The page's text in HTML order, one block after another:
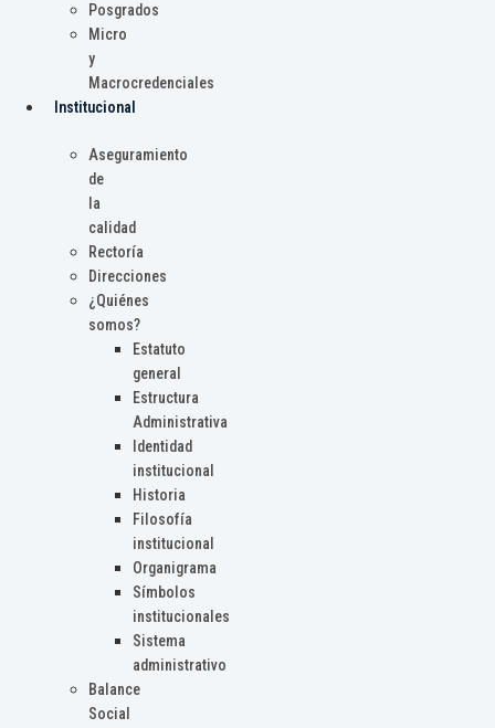
Posgrados
Micro
y
Macrocredenciales
Institucional
Aseguramiento
de
la
calidad
Rectoría
Direcciones
¿Quiénes
somos?
Estatuto
general
Estructura
Administrativa
Identidad
institucional
Historia
Filosofía
institucional
Organigrama
Símbolos
institucionales
Sistema
administrativo
Balance
Social